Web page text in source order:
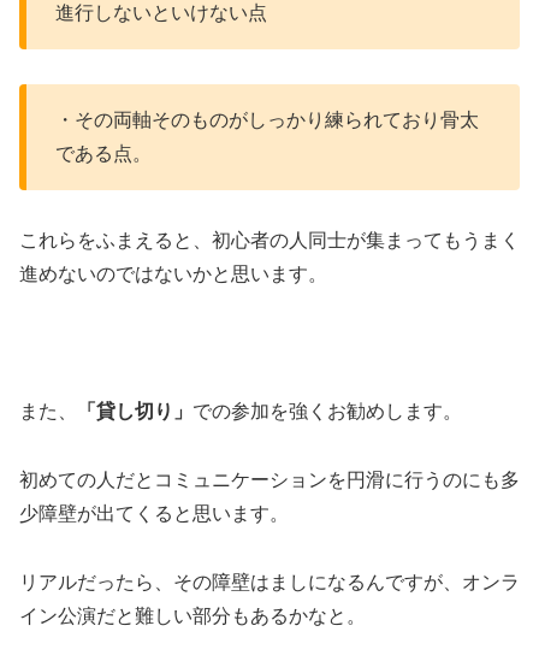
進行しないといけない点
・その両軸そのものがしっかり練られており骨太
である点。
これらをふまえると、初心者の人同士が集まってもうまく
進めないのではないかと思います。
また、 「貸し切り」 での参加を強くお勧めします。
初めての人だとコミュニケーションを円滑に行うのにも多
少障壁が出てくると思います。
リアルだったら、その障壁はましになるんですが、オンラ
イン公演だと難しい部分もあるかなと。